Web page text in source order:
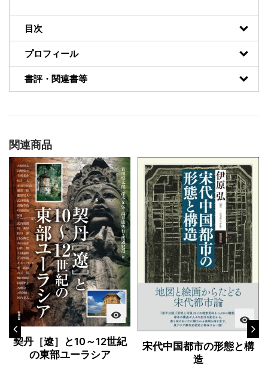
目次
プロフィール
書評・関連書等
関連商品
visibility
契丹［遼］と10～12世紀
の東部ユーラシア
visibility
宋代中国都市の形態と構
造